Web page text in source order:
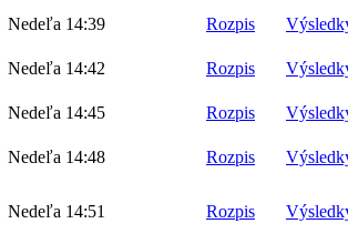
Nedeľa 14:39 Rozpis
Nedeľa 14:42 Rozpis
Nedeľa 14:45 Rozpis
Nedeľa 14:48 Rozpis
Nedeľa 14:51 Rozpis